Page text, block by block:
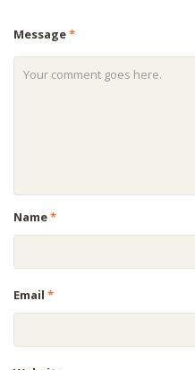
Message*
Name*
Email *